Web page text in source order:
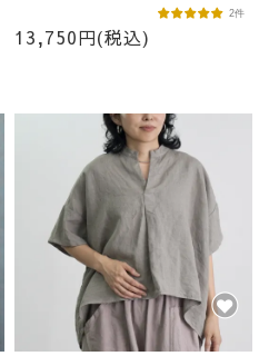
13,750円(税込)
2件